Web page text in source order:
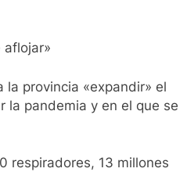
aflojar»
provincia «expandir» el
la pandemia y en el que se
respiradores, 13 millones